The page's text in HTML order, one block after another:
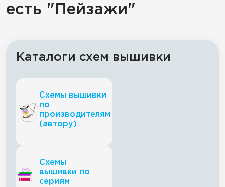
есть "Пейзажи"
Каталоги схем вышивки
Схемы вышивки
по
производителям
(автору)
Схемы
вышивки по
сериям